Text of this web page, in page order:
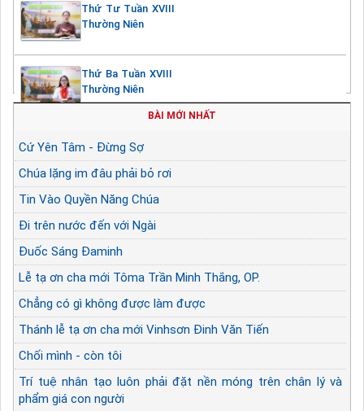
Thứ Tư Tuần XVIII
Thường Niên
Thứ Ba Tuần XVIII
Thường Niên
BÀI MỚI NHẤT
Cứ Yên Tâm - Đừng Sợ
Chúa lặng im đâu phải bỏ rơi
Tin Vào Quyền Năng Chúa
Đi trên nước đến với Ngài
Đuốc Sáng Đaminh
Lễ tạ ơn cha mới Tôma Trần Minh Thắng, OP.
Chẳng có gì không được làm được
Thánh lễ tạ ơn cha mới Vinhsơn Đinh Văn Tiến
Chối mình - còn tôi
Trí tuệ nhân tạo luôn phải đặt nền móng trên chân lý và
phẩm giá con người